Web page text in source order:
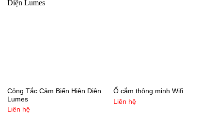
Công Tắc Cảm Biến Hiện Diện
Lumes
Liên hệ
Ổ cắm thông minh Wifi
Liên hệ